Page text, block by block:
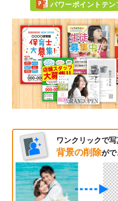
パワーポイントテン
ワンクリックで
背景の削除がで